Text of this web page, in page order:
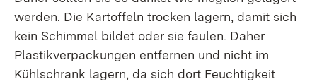
werden. Die Kartoffeln trocken lagern, damit sich
kein Schimmel bildet oder sie faulen. Daher
Plastikverpackungen entfernen und nicht im
Kühlschrank lagern, da sich dort Feuchtigkeit